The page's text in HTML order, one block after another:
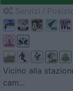
Vicino alla
cam...